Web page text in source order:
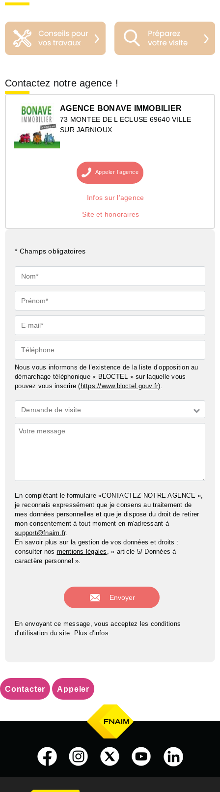
Contactez notre agence !
AGENCE BONAVE IMMOBILIER
73 MONTEE DE L ECLUSE 69640 VILLE
SUR JARNIOUX
Appeler l’agence
Infos sur l’agence
Site et honoraires
* Champs obligatoires
Nom*
Prénom*
E-
mail*
Téléphone
Nous vous informons de l’existence de la liste d’opposition au
démarchage téléphonique « BLOCTEL » sur laquelle vous
pouvez vous inscrire ( https://www.bloctel.gouv.fr).
Demande
*
Demande de visite
Commentaires
En complétant le formulaire «CONTACTEZ NOTRE AGENCE »,
je reconnais expressément que je consens au traitement de
mes données personnelles et que je dispose du droit de retirer
mon consentement à tout moment en m'adressant à
support@fnaim.fr.
En savoir plus sur la gestion de vos données et droits :
consulter nos mentions légales , « article 5/ Données à
caractère personnel ».
En envoyant ce message, vous acceptez les conditions
d'utilisation du site. Plus d'infos
Contacter Appeler